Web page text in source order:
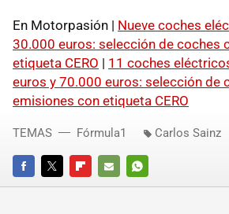
En Motorpasión | Nueve coches
30.000 euros: selección de coches
etiqueta CERO | 11 coches
euros y 70.000 euros: selección de
emisiones con etiqueta CERO
FACEBOOKTWITTERFLIPBOARD
E-
WHATSAPP
TEMAS Fórmula1 Carlos Sainz